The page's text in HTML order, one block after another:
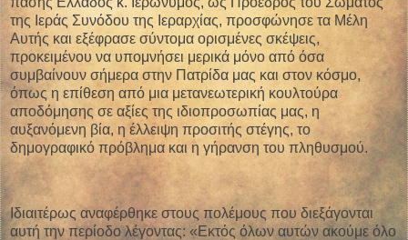
της Ιεράς Συνόδου της Ιεραρχίας, προσφώνησε τα Μέλη
Αυτής και εξέφρασε σύντομα ορισμένες σκέψεις,
προκειμένου να υπομνήσει μερικά μόνο από όσα
συμβαίνουν σήμερα στην Πατρίδα μας και στον κόσμο,
όπως η επίθεση από μια μετανεωτερική κουλτούρα
αποδόμησης σε αξίες της ιδιοπροσωπίας μας, η
αυξανόμενη βία, η έλλειψη προσιτής στέγης, το
δημογραφικό πρόβλημα και η γήρανση του πληθυσμού.
Ιδιαιτέρως αναφέρθηκε στους πολέμους που διεξάγονται
αυτή την περίοδο λέγοντας: «Εκτός όλων αυτών ακούμε όλο